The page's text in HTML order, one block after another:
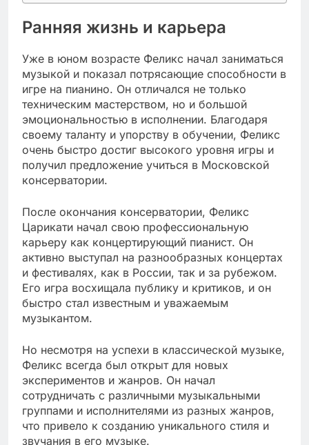
Ранняя жизнь и карьера
Уже в юном возрасте Феликс начал заниматься
музыкой и показал потрясающие способности в
игре на пианино. Он отличался не только
техническим мастерством, но и большой
эмоциональностью в исполнении. Благодаря
своему таланту и упорству в обучении, Феликс
очень быстро достиг высокого уровня игры и
получил предложение учиться в Московской
консерватории.
После окончания консерватории, Феликс
Царикати начал свою профессиональную
карьеру как концертирующий пианист. Он
активно выступал на разнообразных концертах
и фестивалях, как в России, так и за рубежом.
Его игра восхищала публику и критиков, и он
быстро стал известным и уважаемым
музыкантом.
Но несмотря на успехи в классической музыке,
Феликс всегда был открыт для новых
экспериментов и жанров. Он начал
сотрудничать с различными музыкальными
группами и исполнителями из разных жанров,
что привело к созданию уникального стиля и
звучания в его музыке.